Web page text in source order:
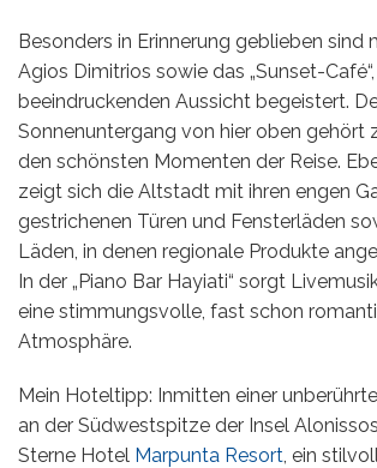
Besonders in Erinnerung geblieben sind
Agios Dimitrios sowie das „Sunset-
beeindruckenden Aussicht begeistert.
Sonnenuntergang von hier oben gehört
den schönsten Momenten der Reise.
zeigt sich die Altstadt mit ihren engen
gestrichenen Türen und Fensterläden
Läden, in denen regionale Produkte
In der „Piano Bar Hayiati“ sorgt
eine stimmungsvolle, fast schon
Atmosphäre.
Mein Hoteltipp: Inmitten einer
an der Südwestspitze der Insel
Sterne Hotel Marpunta Resort , ein